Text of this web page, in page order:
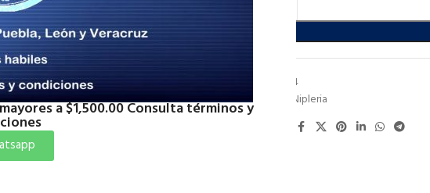
a $1,500.00 Consulta términos y
NIG1364
Categoría:
Nipleria